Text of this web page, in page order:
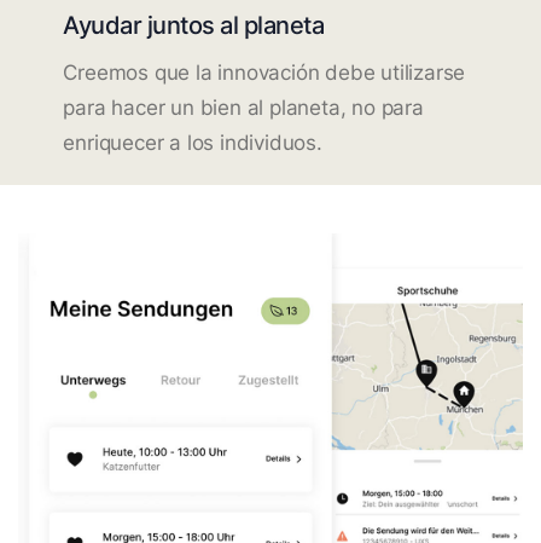
Ayudar juntos al planeta
Creemos que la innovación debe utilizarse
para hacer un bien al planeta, no para
enriquecer a los individuos.